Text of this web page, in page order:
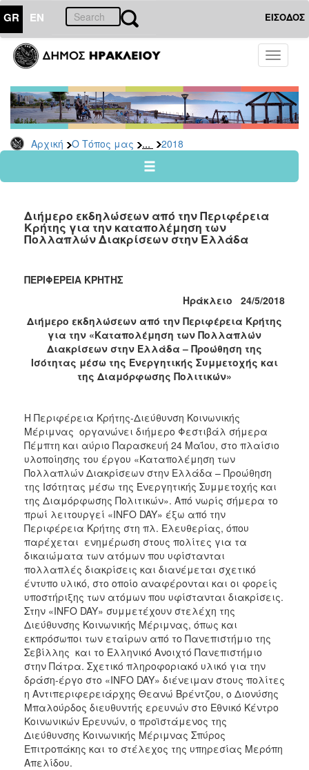
GR EN ΕΙΣΟΔΟΣ
Toggle
Αρχική Ο Τόπος μας ... 2018
ΤΟΠΟΣ
ΜΑΣ
Ανακοινώσεις
Αρχείο
2026
2024
2022
2021
2019
2017
2016
2015
ΔΗΜΟΣ
ΠΟΛΙΤΙΣΜΟΣ
ΑΝΘΕΚΤΙΚΗ
ΠΟΛΗ
Διήμερο εκδηλώσεων από την Περιφέρεια
Κρήτης για την καταπολέμηση των
Πολλαπλών Διακρίσεων στην Ελλάδα
ΠΕΡΙΦΕΡΕΙΑ ΚΡΗΤΗΣ
Ηράκλειο 24/5/2018
Διήμερο εκδηλώσεων από την Περιφέρεια Κρήτης
για την «Καταπολέμηση των Πολλαπλών
Διακρίσεων στην Ελλάδα – Προώθηση της
Ισότητας μέσω της Ενεργητικής Συμμετοχής και
της Διαμόρφωσης Πολιτικών»
H Περιφέρεια Κρήτης-Διεύθυνση Κοινωνικής
Μέριμνας οργανώνει διήμερο Φεστιβάλ σήμερα
Πέμπτη και αύριο Παρασκευή 24 Μαΐου, στο πλαίσιο
υλοποίησης του έργου «Καταπολέμηση των
Πολλαπλών Διακρίσεων στην Ελλάδα – Προώθηση
της Ισότητας μέσω της Ενεργητικής Συμμετοχής και
της Διαμόρφωσης Πολιτικών». Από νωρίς σήμερα το
πρωί λειτουργεί «INFO DAY» έξω από την
Περιφέρεια Κρήτης στη πλ. Ελευθερίας, όπου
παρέχεται ενημέρωση στους πολίτες για τα
δικαιώματα των ατόμων που υφίστανται
πολλαπλές διακρίσεις και διανέμεται σχετικό
έντυπο υλικό, στο οποίο αναφέρονται και οι φορείς
υποστήριξης των ατόμων που υφίστανται διακρίσεις.
Στην «INFO DAY» συμμετέχουν στελέχη της
Διεύθυνσης Κοινωνικής Μέριμνας, όπως και
εκπρόσωποι των εταίρων από το Πανεπιστήμιο της
Σεβίλλης και το Ελληνικό Ανοιχτό Πανεπιστήμιο
στην Πάτρα. Σχετικό πληροφοριακό υλικό για την
δράση-έργο στο «INFO DAY» διένειμαν στους πολίτες
η Αντιπεριφερειάρχης Θεανώ Βρέντζου, ο Διονύσης
Μπαλούρδος διευθυντής ερευνών στο Εθνικό Κέντρο
Κοινωνικών Ερευνών, ο προϊστάμενος της
Διεύθυνσης Κοινωνικής Μέριμνας Σπύρος
Επιτροπάκης και το στέλεχος της υπηρεσίας Μερόπη
Απελίδου.